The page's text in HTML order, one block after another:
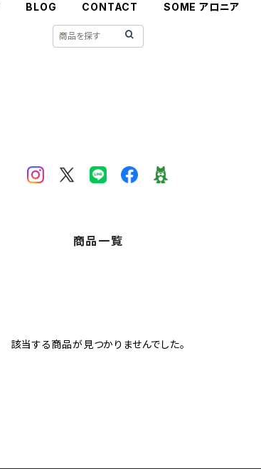
BLOG CONTACT SOME アロニア
商品一覧
該当する商品が見つかりませんでした。